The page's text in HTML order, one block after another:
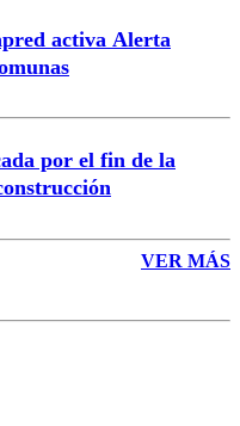
activa Alerta
por el fin de la
VER MÁS